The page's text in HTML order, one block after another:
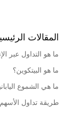
المقالات
ما هو التداول عبر
ما هو البيتكوين؟
ما هي الشموع
طريقة تداول الأسهم